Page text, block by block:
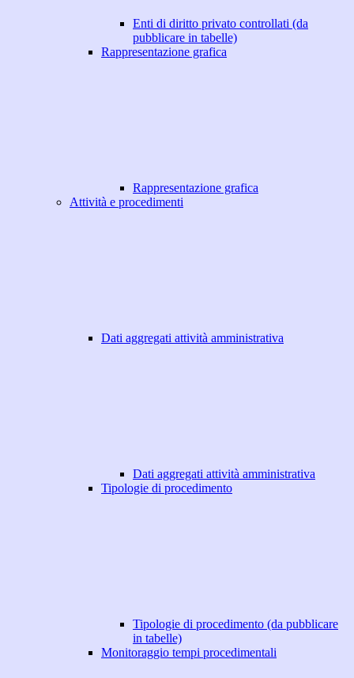
Enti di diritto privato controllati (da
pubblicare in tabelle)
Rappresentazione grafica
Rappresentazione grafica
Attività e procedimenti
Dati aggregati attività amministrativa
Dati aggregati attività amministrativa
Tipologie di procedimento
Tipologie di procedimento (da pubblicare
in tabelle)
Monitoraggio tempi procedimentali